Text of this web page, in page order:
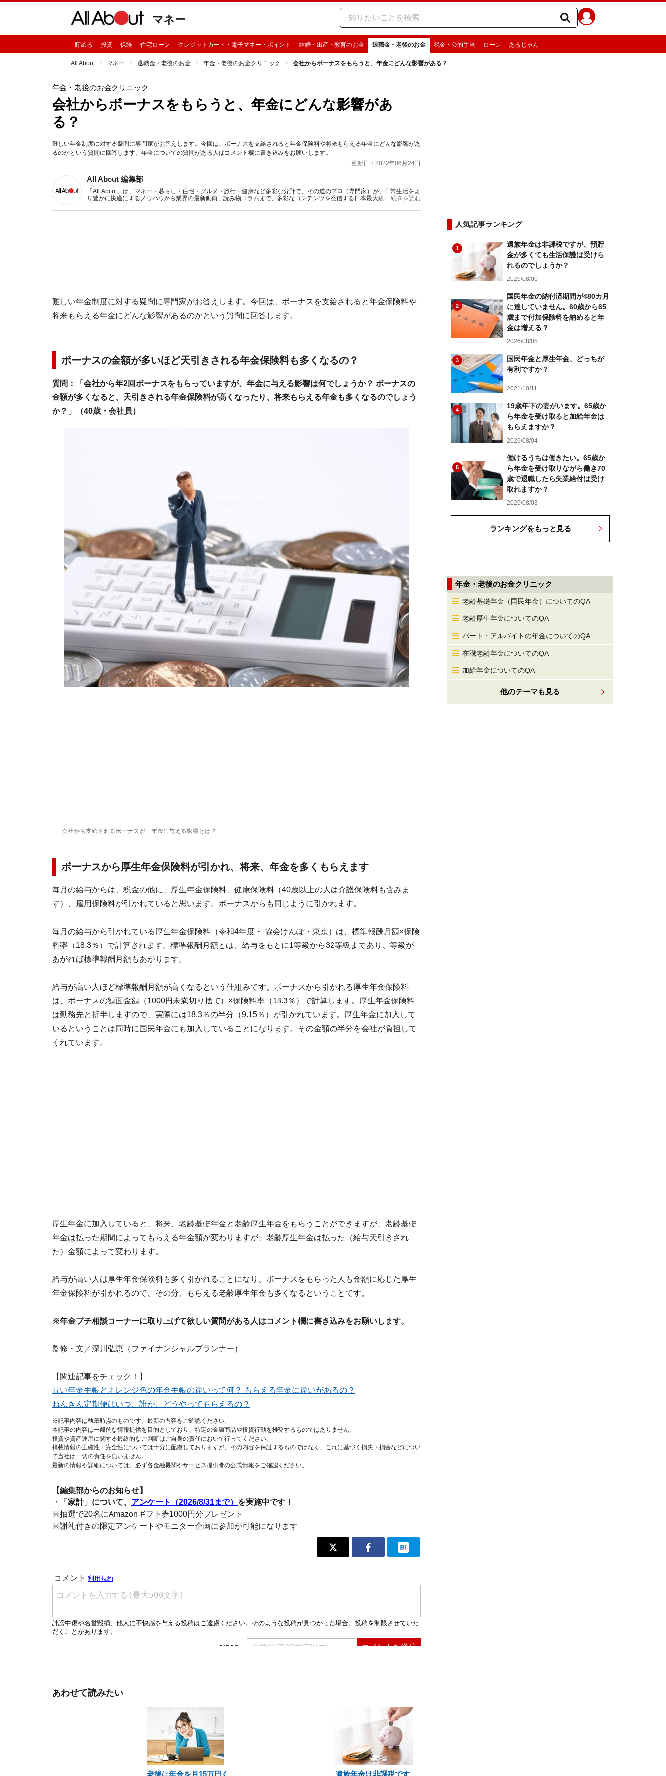
マネー
貯める 投資 保険 住宅ローン クレジットカード・電子マネー・ポイント 結婚・出産・教育のお金 退職金・老後のお金 税金・公的手当 ローン あるじゃん
All About マネー 退職金・老後のお金 年金・老後のお金クリニック 会社からボーナスをもらうと、年金にどんな影響がある？
年金・老後のお金クリニック
会社からボーナスをもらうと、年金にどんな影響があ
る？
難しい年金制度に対する疑問に専門家がお答えします。今回は、ボーナスを支給されると年金保険料や将来もらえる年金にどんな影響があ
るのかという質問に回答します。年金についての質問がある人はコメント欄に書き込みをお願いします。
更新日：2022年06月24日
All About 編集部
「All About」は、マネー・暮らし・住宅・グルメ・旅行・健康など多彩な分野で、その道のプロ（専門家）が、日常生活をよ
り豊かに快適にするノウハウから業界の最新動向、読み物コラムまで、多彩なコンテンツを発信する日本最大級の総合情報サ
...続きを読む
難しい年金制度に対する疑問に専門家がお答えします。今回は、ボーナスを支給されると年金保険料や
将来もらえる年金にどんな影響があるのかという質問に回答します。
ボーナスの金額が多いほど天引きされる年金保険料も多くなるの？
質問：「会社から年2回ボーナスをもらっていますが、年金に与える影響は何でしょうか？ ボーナスの
金額が多くなると、天引きされる年金保険料が高くなったり、将来もらえる年金も多くなるのでしょう
か？」（40歳・会社員）
会社から支給されるボーナスが、年金に与える影響とは？
ボーナスから厚生年金保険料が引かれ、将来、年金を多くもらえます
毎月の給与からは、税金の他に、厚生年金保険料、健康保険料（40歳以上の人は介護保険料も含みま
す）、雇用保険料が引かれていると思います。ボーナスからも同じように引かれます。
毎月の給与から引かれている厚生年金保険料（令和4年度・ 協会けんぽ・東京）は、標準報酬月額×保険
料率（18.3％）で計算されます。標準報酬月額とは、給与をもとに1等級から32等級まであり、等級が
あがれば標準報酬月額もあがります。
給与が高い人ほど標準報酬月額が高くなるという仕組みです。ボーナスから引かれる厚生年金保険料
は、ボーナスの額面金額（1000円未満切り捨て）×保険料率（18.3％）で計算します。厚生年金保険料
は勤務先と折半しますので、実際には18.3％の半分（9.15％）が引かれています。厚生年金に加入して
いるということは同時に国民年金にも加入していることになります。その金額の半分を会社が負担して
くれています。
厚生年金に加入していると、将来、老齢基礎年金と老齢厚生年金をもらうことができますが、老齢基礎
年金は払った期間によってもらえる年金額が変わりますが、老齢厚生年金は払った（給与天引きされ
た）金額によって変わります。
給与が高い人は厚生年金保険料も多く引かれることになり、ボーナスをもらった人も金額に応じた厚生
年金保険料が引かれるので、その分、もらえる老齢厚生年金も多くなるということです。
※年金プチ相談コーナーに取り上げて欲しい質問がある人はコメント欄に書き込みをお願いします。
監修・文／深川弘恵（ファイナンシャルプランナー）
【関連記事をチェック！】
青い年金手帳とオレンジ色の年金手帳の違いって何？ もらえる年金に違いがあるの？
ねんきん定期便はいつ、誰が、どうやってもらえるの？
※記事内容は執筆時点のものです。最新の内容をご確認ください。
本記事の内容は一般的な情報提供を目的としており、特定の金融商品や投資行動を推奨するものではありません。
投資や資産運用に関する最終的なご判断はご自身の責任において行ってください。
掲載情報の正確性・完全性については十分に配慮しておりますが、その内容を保証するものではなく、これに基づく損失・損害などについ
て当社は一切の責任を負いません。
最新の情報や詳細については、必ず各金融機関やサービス提供者の公式情報をご確認ください。
【編集部からのお知らせ】
・「家計」について、 アンケート（2026/8/31まで） を実施中です！
※抽選で20名にAmazonギフト券1000円分プレゼント
※謝礼付きの限定アンケートやモニター企画に参加が可能になります
あわせて読みたい
老後は年金を月15万円く 遺族年金は非課税です
人気記事ランキング
1
遺族年金は非課税ですが、預貯
金が多くても生活保護は受けら
れるのでしょうか？
2026/08/06
2
国民年金の納付済期間が480カ月
に達していません。60歳から65
歳まで付加保険料を納めると年
金は増える？
2026/08/05
3
国民年金と厚生年金、どっちが
有利ですか？
2021/10/11
4
19歳年下の妻がいます。65歳か
ら年金を受け取ると加給年金は
もらえますか？
2026/08/04
5
働けるうちは働きたい。65歳か
ら年金を受け取りながら働き70
歳で退職したら失業給付は受け
取れますか？
2026/08/03
ランキングをもっと見る
年金・老後のお金クリニック
老齢基礎年金（国民年金）についてのQA
老齢厚生年金についてのQA
パート・アルバイトの年金についてのQA
在職老齢年金についてのQA
加給年金についてのQA
他のテーマも見る